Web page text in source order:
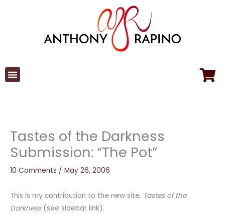
Tastes of the Darkness
Submission: “The Pot”
10 Comments / May 26, 2006
This is my contribution to the new site, Tastes of the
Darkness(see sidebar link).